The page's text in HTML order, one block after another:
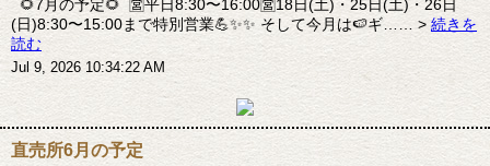
🌻7月の予定🌻 🈺平日8:30〜16:00🈺18日(土)・25日(土)・26日
(日)8:30〜15:00まで特別営業💪✨✨ そして今月は🍉ギ…… > 続きを
読む
Jul 9, 2026 10:34:22 AM
直売所6月の予定